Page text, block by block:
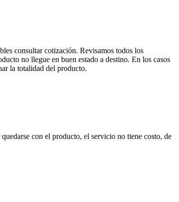
consultar cotización. Revisamos todos los
no llegue en buen estado a destino. En los casos
la totalidad del producto.
con el producto, el servicio no tiene costo, de